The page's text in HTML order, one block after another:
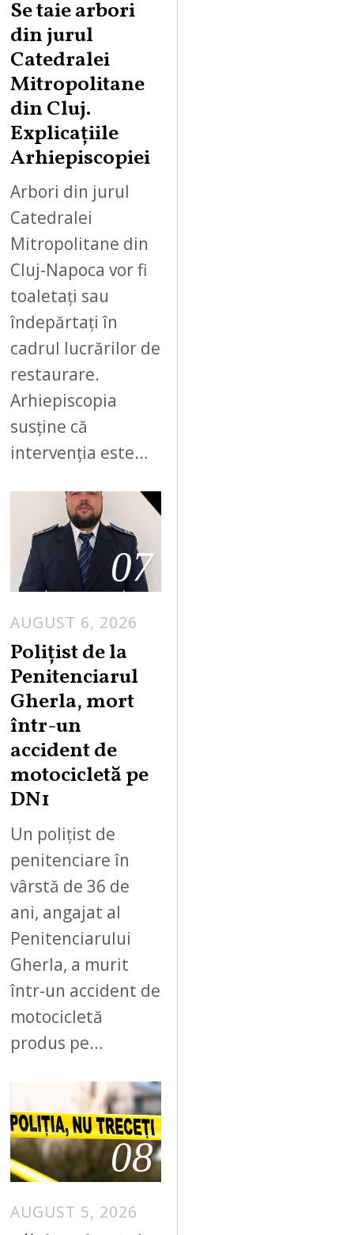
Se taie arbori
din jurul
Catedralei
Mitropolitane
din Cluj.
Explicațiile
Arhiepiscopiei
Arbori din jurul
Catedralei
Mitropolitane din
Cluj-Napoca vor fi
toaletați sau
îndepărtați în
cadrul lucrărilor de
restaurare.
Arhiepiscopia
susține că
intervenția este…
07
AUGUST 6, 2026
Polițist de la
Penitenciarul
Gherla, mort
într-un
accident de
motocicletă pe
DN1
Un polițist de
penitenciare în
vârstă de 36 de
ani, angajat al
Penitenciarului
Gherla, a murit
într-un accident de
motocicletă
produs pe…
08
AUGUST 5, 2026